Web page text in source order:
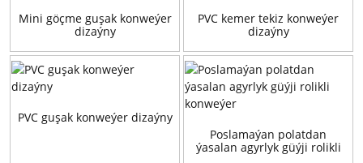
Mini göçme guşak konweýer
dizaýny
PVC kemer tekiz konweýer
dizaýny
PVC guşak konweýer dizaýny
Poslamaýan polatdan
ýasalan agyrlyk güýji rolikli